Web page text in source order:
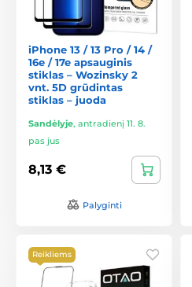
iPhone 13 / 13 Pro / 14 /
16e / 17e apsauginis
stiklas – Wozinsky 2
vnt. 5D grūdintas
stiklas – juoda
Sandėlyje, antradienį 11. 8.
pas jus
8,13 €
Palyginti
Reikliems